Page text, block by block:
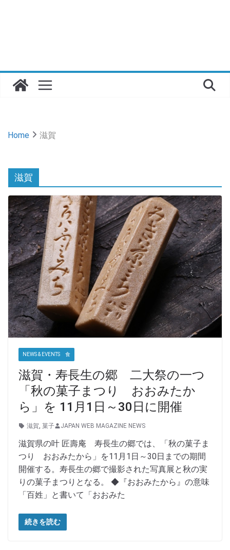
Home 滋賀
滋賀
NEWS & EVENTS 食
滋賀・寿長生の郷 二大祭の一つ
「秋の菓子まつり おおみたか
ら」を 11月1日～30日に開催
滋賀, 菓子 JAPAN WEB MAGAZINE NEWS
滋賀県の叶 匠壽庵 寿長生の郷では、「秋の菓子ま
つり おおみたから」を11月1日～30日までの期間
開催する。寿長生の郷で撮影された写真展と秋の実
りの菓子まつりとなる。 ◆『おおみたから』の意味
「百姓」と書いて「おおみた
続きを読む